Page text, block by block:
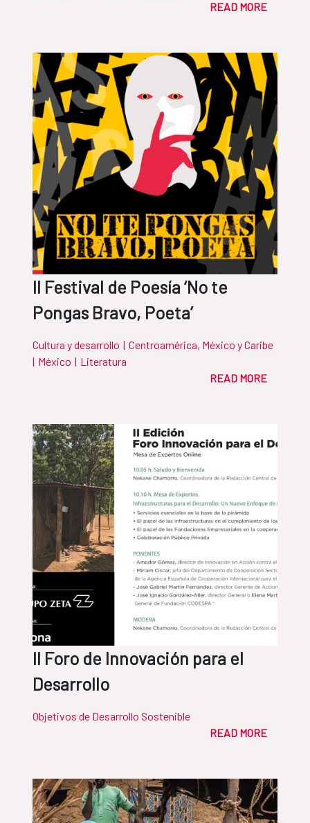
READ MORE
II Festival de Poesía ‘No te
Pongas Bravo, Poeta’
Cultura y desarrollo | Centroamérica, México y Caribe
| México | Literatura
READ MORE
II Foro de Innovación para el
Desarrollo
Objetivos de Desarrollo Sostenible
READ MORE